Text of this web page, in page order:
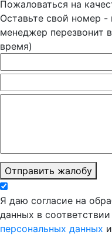
Пожаловаться на
Оставьте свой номер
менеджер перезвонит
время)
Отправить жалобу
Я даю согласие на
данных в соответствии
персональных данных и